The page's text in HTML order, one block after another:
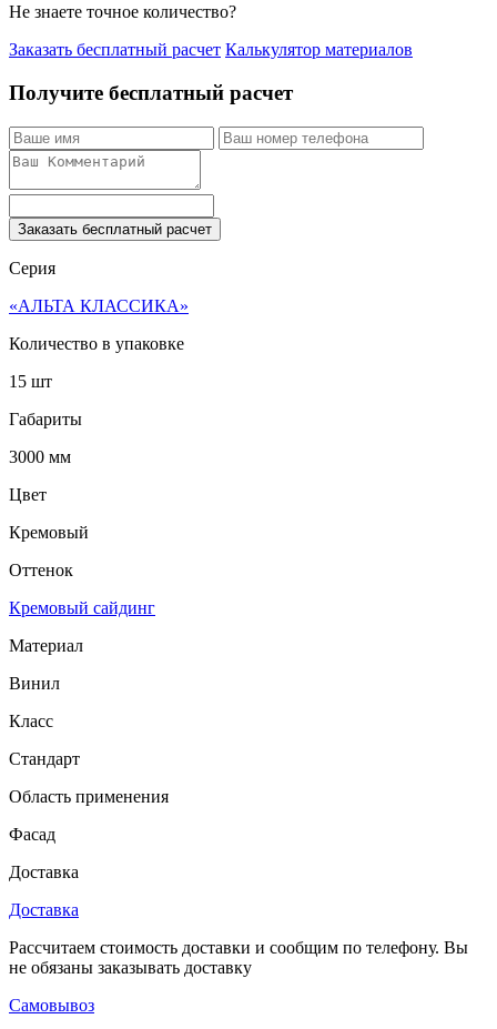
Не знаете точное количество?
Заказать бесплатный расчет Калькулятор материалов
Получите бесплатный расчет
Заказать бесплатный расчет
Серия
«АЛЬТА КЛАССИКА»
Количество в упаковке
15 шт
Габариты
3000 мм
Цвет
Кремовый
Оттенок
Кремовый сайдинг
Материал
Винил
Класс
Стандарт
Область применения
Фасад
Доставка
Доставка
Рассчитаем стоимость доставки и сообщим по телефону. Вы
не обязаны заказывать доставку
Самовывоз